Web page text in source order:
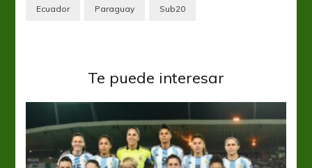
Ecuador Paraguay Sub20
Te puede interesar